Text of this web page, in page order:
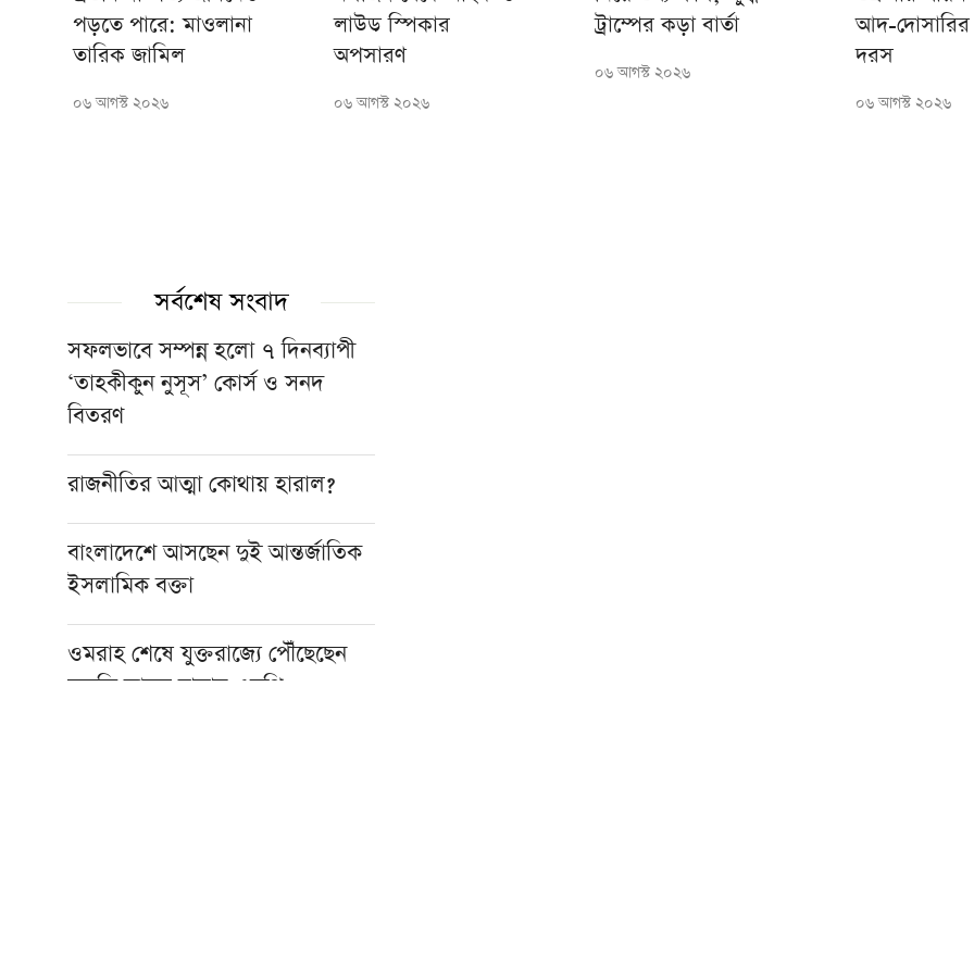
পড়তে পারে: মাওলানা
তারিক জামিল
০৬ আগস্ট ২০২৬
লাউড স্পিকার
অপসারণ
০৬ আগস্ট ২০২৬
ট্রাম্পের কড়া বার্তা
০৬ আগস্ট ২০২৬
আদ-দোসারির
দরস
০৬ আগস্ট ২০২৬
সর্বশেষ সংবাদ
সফলভাবে সম্পন্ন হলো ৭ দিনব্যাপী
‘তাহকীকুন নুসূস’ কোর্স ও সনদ
বিতরণ
রাজনীতির আত্মা কোথায় হারাল?
বাংলাদেশে আসছেন দুই আন্তর্জাতিক
ইসলামিক বক্তা
ওমরাহ শেষে যুক্তরাজ্যে পৌঁছেছেন
মুফতি আবুল হাসান এমপি